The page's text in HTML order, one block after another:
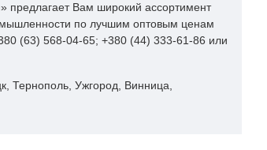
предлагает Вам широкий ассортимент
по лучшим оптовым ценам
(63) 568-04-65; +380 (44) 333-61-86 или
Тернополь, Ужгород, Винница,